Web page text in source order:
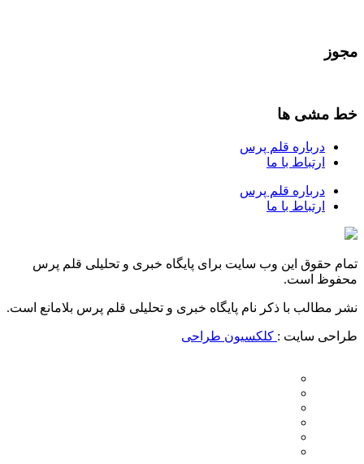
مجوز
خط مشی ها
درباره قلم پرس
ارتباط با ما
درباره قلم پرس
ارتباط با ما
تمام حقوق این وب سایت برای پایگاه خبری و تحلیلی قلم پرس
محفوظ است.
نشر مطالب با ذکر نام پایگاه خبری و تحلیلی قلم پرس بلامانع است.
طراحی سایت : کلکسیون طراحی